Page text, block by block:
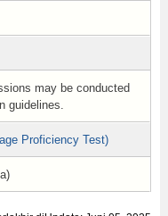
may be conducted
guidelines.
Proficiency Test)